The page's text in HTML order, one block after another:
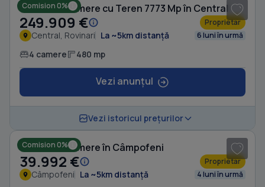
Comision 0%
Casă cu 4 camere cu Teren 7773 Mp în Central
249.909 € Proprietar
Central, Rovinari La ~5km distanță 6 luni în urmă
4 camere 480 mp
Vezi anunțul
Vezi istoricul prețurilor
Comision 0%
Casă cu 4 camere în Câmpofeni
39.992 € Proprietar
Câmpofeni La ~5km distanță 4 luni în urmă